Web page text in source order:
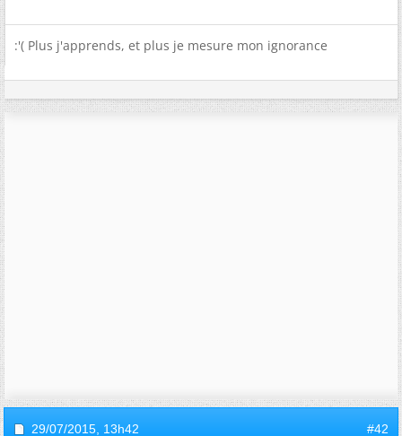
:'( Plus j'apprends, et plus je mesure mon ignorance
29/07/2015, 13h42 #42